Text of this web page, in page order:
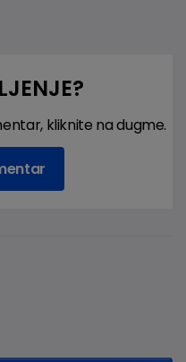
kliknite na dugme.